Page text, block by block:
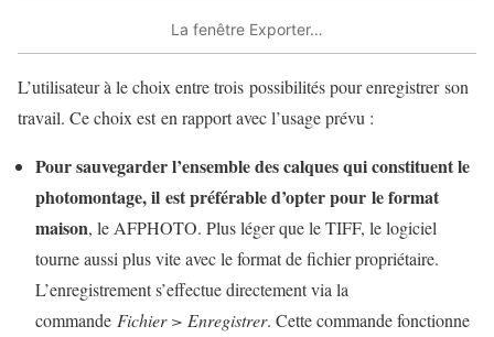
La fenêtre Exporter…
L’utilisateur à le choix entre trois possibilités pour enregistrer son
travail. Ce choix est en rapport avec l’usage prévu :
Pour sauvegarder l’ensemble des calques qui constituent le
photomontage, il est préférable d’opter pour le format
maison, le AFPHOTO. Plus léger que le TIFF, le logiciel
tourne aussi plus vite avec le format de fichier propriétaire.
L’enregistrement s’effectue directement via la
commande Fichier > Enregistrer. Cette commande fonctionne